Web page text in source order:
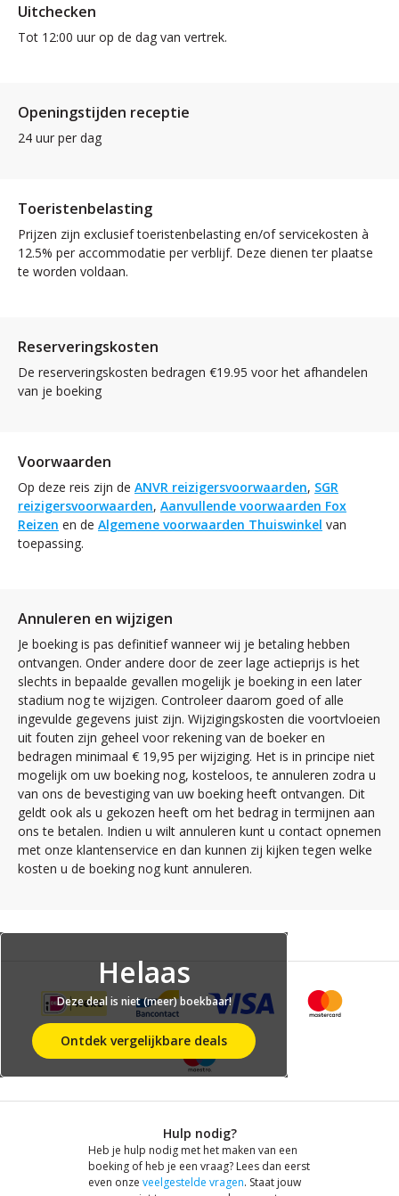
Uitchecken
Tot 12:00 uur op de dag van vertrek.
Openingstijden receptie
24 uur per dag
Toeristenbelasting
Prijzen zijn exclusief toeristenbelasting en/of servicekosten à
12.5% per accommodatie per verblijf. Deze dienen ter plaatse
te worden voldaan.
Reserveringskosten
De reserveringskosten bedragen €19.95 voor het afhandelen
van je boeking
Voorwaarden
Op deze reis zijn de ANVR reizigersvoorwaarden, SGR
reizigersvoorwaarden, Aanvullende voorwaarden Fox
Reizen en de Algemene voorwaarden Thuiswinkel van
toepassing.
Annuleren en wijzigen
Je boeking is pas definitief wanneer wij je betaling hebben
ontvangen. Onder andere door de zeer lage actieprijs is het
slechts in bepaalde gevallen mogelijk je boeking in een later
stadium nog te wijzigen. Controleer daarom goed of alle
ingevulde gegevens juist zijn. Wijzigingskosten die voortvloeien
uit fouten zijn geheel voor rekening van de boeker en
bedragen minimaal € 19,95 per wijziging. Het is in principe niet
mogelijk om uw boeking nog, kosteloos, te annuleren zodra u
van ons de bevestiging van uw boeking heeft ontvangen. Dit
geldt ook als u gekozen heeft om het bedrag in termijnen aan
ons te betalen. Indien u wilt annuleren kunt u contact opnemen
met onze klantenservice en dan kunnen zij kijken tegen welke
kosten u de boeking nog kunt annuleren.
Helaas
Deze deal is niet (meer) boekbaar!
Ontdek vergelijkbare deals
Hulp nodig?
Heb je hulp nodig met het maken van een
boeking of heb je een vraag? Lees dan eerst
even onze veelgestelde vragen. Staat jouw